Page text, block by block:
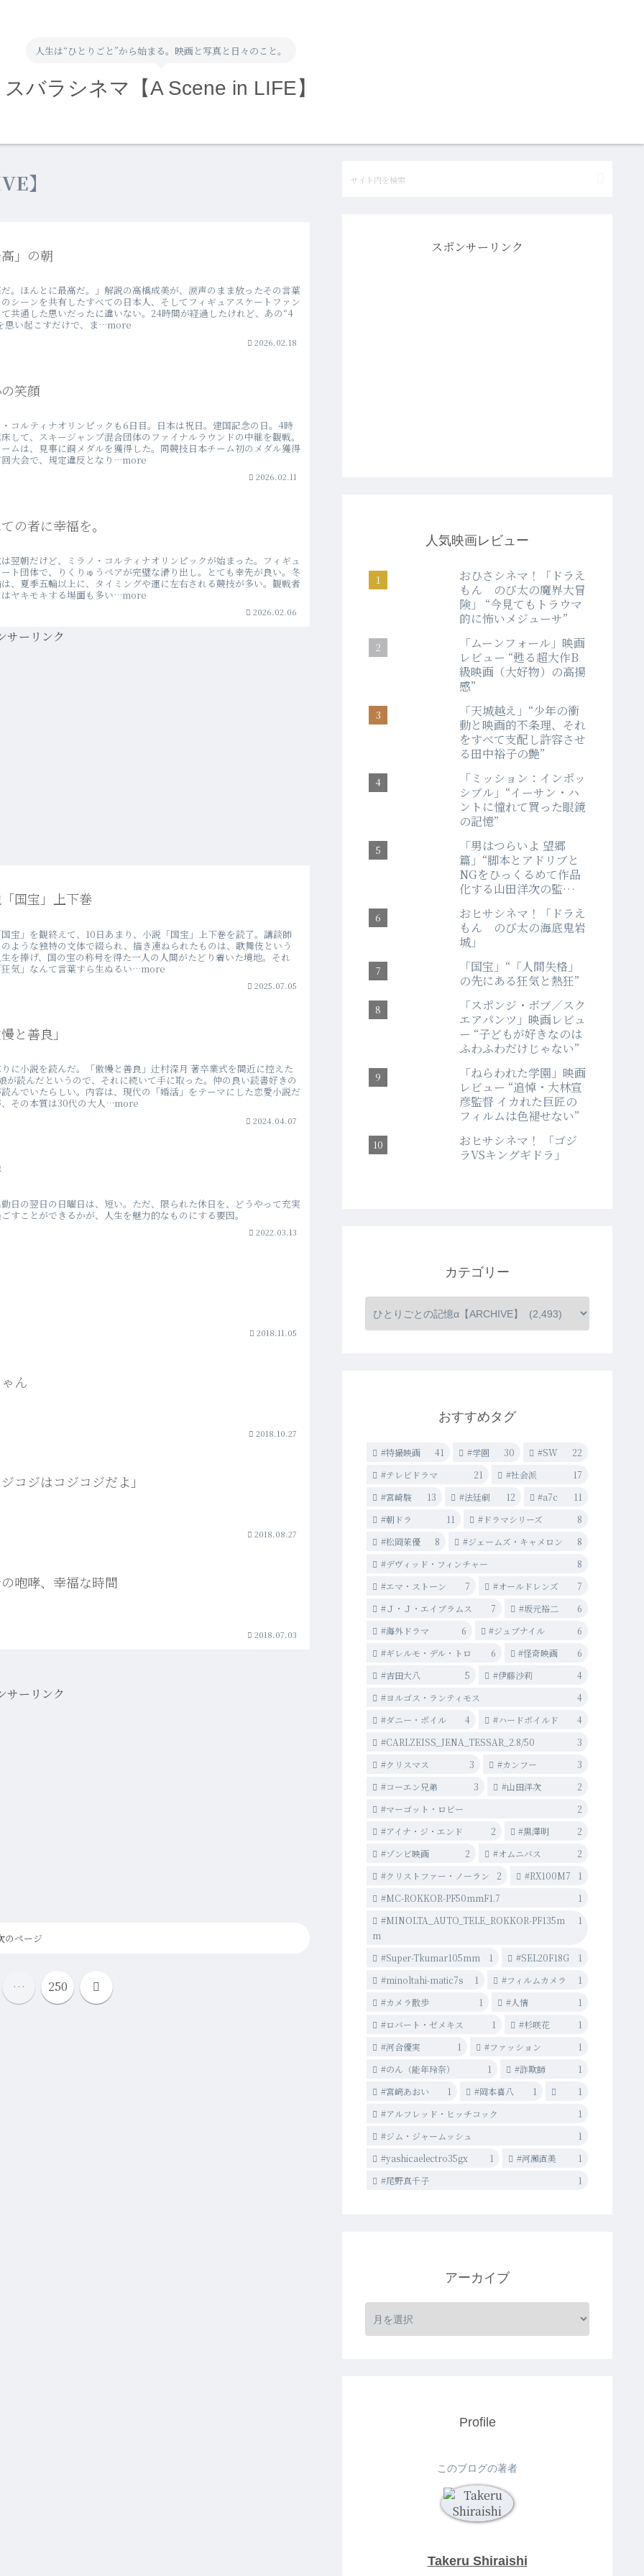
人生は“ひとりごと”から始まる。映画と写真と日々のこと。
スバラシネマ【A Scene in LIFE】
】
」の朝
。ほんとに最高だ。」解説の高橋成美が、涙声のまま放ったその言葉
シーンを共有したすべての日本人、そしてフィギュアスケートファン
共通した思いだったに違いない。24時間が経過したけれど、あの“4
思い起こすだけで、ま…more
2026.02.18
笑顔
コルティナオリンピックも6日目。日本は祝日。建国記念の日。4時
して、スキージャンプ混合団体のファイナルラウンドの中継を観戦。
ムは、見事に銅メダルを獲得した。同競技日本チーム初のメダル獲得
大会で、規定違反となり…more
2026.02.11
の者に幸福を。
翌朝だけど、ミラノ・コルティナオリンピックが始まった。フィギュ
ト団体で、りくりゅうペアが完璧な滑り出し。とても幸先が良い。冬
、夏季五輪以上に、タイミングや運に左右される競技が多い。観戦者
ヤキモキする場面も多い…more
2026.02.06
サーリンク
国宝」上下巻
宝」を観終えて、10日あまり、小説「国宝」上下巻を読了。講談師
ような独特の文体で綴られ、描き連ねられたものは、歌舞伎という
を捧げ、国の宝の称号を得た一人の人間がたどり着いた境地。それ
気」なんて言葉すら生ぬるい…more
2025.07.05
と善良」
に小説を読んだ。「傲慢と善良」辻村深月 著卒業式を間近に控えた
が読んだというので、それに続いて手に取った。仲の良い読書好きの
んでいたらしい。内容は、現代の「婚活」をテーマにした恋愛小説だ
その本質は30代の大人…more
2024.04.07
日の翌日の日曜日は、短い。ただ、限られた休日を、どうやって充実
すことができるかが、人生を魅力的なものにする要因。
2022.03.13
2018.11.05
ん
2018.10.27
コジはコジコジだよ」
2018.08.27
咆哮、幸福な時間
2018.07.03
サーリンク
のページ
… 250
次
スポンサーリンク
人気映画レビュー
おひさシネマ！「ドラえ
もん のび太の魔界大冒
険」 “今見てもトラウマ
的に怖いメジューサ”
「ムーンフォール」映画
レビュー “甦る超大作B
級映画（大好物）の高揚
感”
「天城越え」“少年の衝
動と映画的不条理、それ
をすべて支配し許容させ
る田中裕子の艶”
「ミッション：インポッ
シブル」“イーサン・ハ
ントに憧れて買った眼鏡
の記憶”
「男はつらいよ 望郷
篇」“脚本とアドリブと
NGをひっくるめて作品
化する山田洋次の監督
おヒサシネマ！「ドラえ
もん のび太の海底鬼岩
城」
「国宝」“「人間失格」
の先にある狂気と熱狂”
「スポンジ・ボブ／スク
エアパンツ」映画レビュ
ー “子どもが好きなのは
ふわふわだけじゃない”
「ねらわれた学園」映画
レビュー “追悼・大林宣
彦監督 イカれた巨匠の
フィルムは色褪せない”
おヒサシネマ！ 「ゴジ
ラVSキングギドラ」
カテゴリー
おすすめタグ
#特撮映画 41 #学園 30 #SW
22
#テレビドラマ
21 #社会派
17
#宮崎駿
13 #法廷劇 12 #a7c
11
#朝ドラ
11 #ドラマシリーズ
8
#松岡茉優
8 #ジェームズ・キャメロン
8
#デヴィッド・フィンチャー
8
#エマ・ストーン
7 #オールドレンズ
7
#Ｊ・Ｊ・エイブラムス
7 #坂元裕二
6
#海外ドラマ
6 #ジュブナイル
6
#ギレルモ・デル・トロ
6 #怪奇映画
6
#吉田大八
5 #伊藤沙莉
4
#ヨルゴス・ランティモス
4
#ダニー・ボイル
4 #ハードボイルド
4
#CARLZEISS_JENA_TESSAR_2.8/50
3
#クリスマス
3 #カンフー
3
#コーエン兄弟
3 #山田洋次
2
#マーゴット・ロビー
2
#アイナ・ジ・エンド
2 #黒澤明
2
#ゾンビ映画
2 #オムニバス
2
#クリストファー・ノーラン
2 #RX100M7
1
#MC-ROKKOR-PF50mmF1.7
1
#MINOLTA_AUTO_TELE_ROKKOR-PF135m
m
1
#Super-Tkumar105mm 1 #SEL20F18G
1
#minoltahi-matic7s
1 #フィルムカメラ
1
#カメラ散歩
1 #人情
1
#ロバート・ゼメキス
1 #杉咲花
1
#河合優実
1 #ファッション
1
#のん（能年玲奈）
1 #詐欺師
1
#宮﨑あおい
1 #岡本喜八 1
1
#アルフレッド・ヒッチコック
1
#ジム・ジャームッシュ
1
#yashicaelectro35gx
1 #河瀨直美
1
#尾野真千子
1
アーカイブ
Profile
このブログの著者
Takeru Shiraishi